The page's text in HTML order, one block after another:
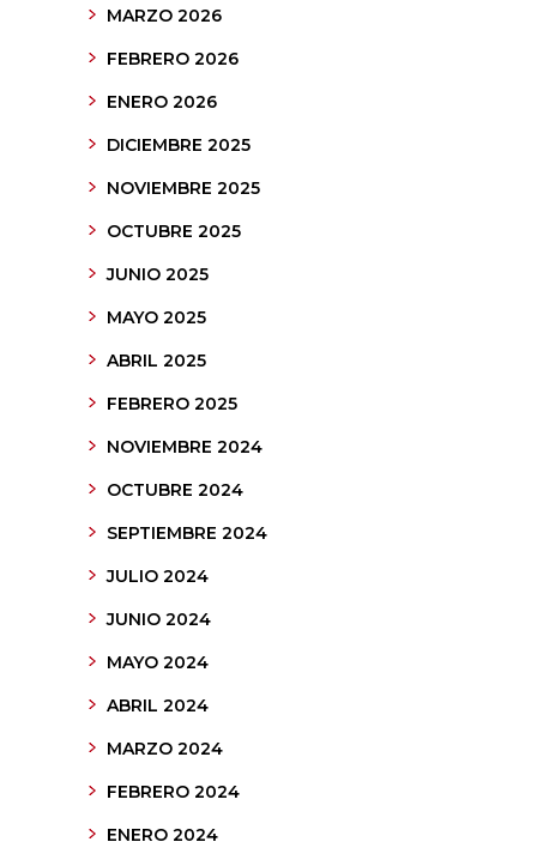
MARZO 2026
FEBRERO 2026
ENERO 2026
DICIEMBRE 2025
NOVIEMBRE 2025
OCTUBRE 2025
JUNIO 2025
MAYO 2025
ABRIL 2025
FEBRERO 2025
NOVIEMBRE 2024
OCTUBRE 2024
SEPTIEMBRE 2024
JULIO 2024
JUNIO 2024
MAYO 2024
ABRIL 2024
MARZO 2024
FEBRERO 2024
ENERO 2024